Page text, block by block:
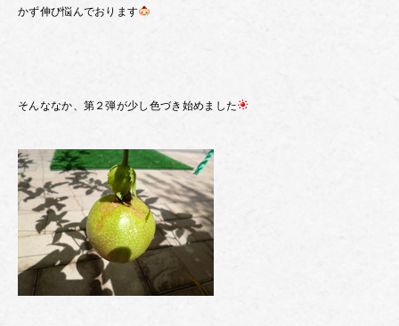
かず伸び悩んでおります
そんななか、第２弾が少し色づき始めました